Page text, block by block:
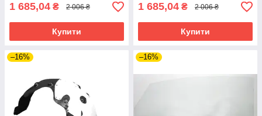
1 685,04 ₴ 2 006 ₴
Купити
1 685,04 ₴ 2 006 ₴
Купити
–16% –16%